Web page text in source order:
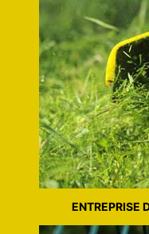
ENTREPRISE